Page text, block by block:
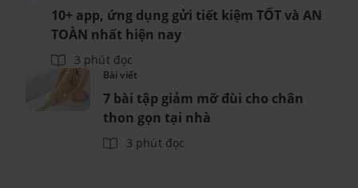
10+ app, ứng dụng gửi tiết kiệm TỐT và AN
TOÀN nhất hiện nay
3 phút đọc
Bài viết
7 bài tập giảm mỡ đùi cho chân
thon gọn tại nhà
3 phút đọc